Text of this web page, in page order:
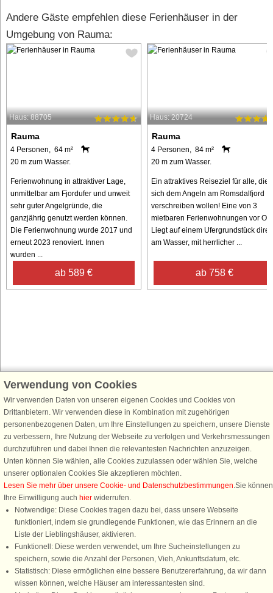
Andere Gäste empfehlen diese Ferienhäuser in der
Umgebung von Rauma:
Haus: 88705
Rauma
4 Personen, 64 m²
20 m zum Wasser.
Ferienwohnung in attraktiver Lage,
unmittelbar am Fjordufer und unweit
sehr guter Angelgründe, die
ganzjährig genutzt werden können.
Die Ferienwohnung wurde 2017 und
erneut 2023 renoviert. Innen
wurden ...
ab 589 €
Haus: 20724
Rauma
4 Personen, 84 m²
20 m zum Wasser.
Ein attraktives Reiseziel für alle, die
sich dem Angeln am Romsdalfjord
verschreiben wollen! Eine von 3
mietbaren Ferienwohnungen vor Ort.
Liegt auf einem Ufergrundstück
am Wasser, mit herrlicher ...
ab 758 €
Schließen Sie sich 100.000 Ferienhaus-Fans an
Erhalten Sie einen Willkommensgutschein von 25 €für Ihren nächsten
Ferienhausurlaub - melden Sie sich einfach für den DanCenter Newsletter
an. Verpassen Sie nie wieder exklusive Angebote, Gewinnspiele und
Urlaubstipps!
Newsletter abonnieren
Verwendung von Cookies
Wir verwenden Daten von unseren eigenen Cookies und Cookies von
Drittanbietern. Wir verwenden diese in Kombination mit zugehörigen
personenbezogenen Daten, um Ihre Einstellungen zu speichern, unsere Dienste
zu verbessern, Ihre Nutzung der Webseite zu verfolgen und Verkehrsmessungen
durchzuführen und dabei Ihnen die relevantesten Nachrichten anzuzeigen.
Unten können Sie wählen, alle Cookies zuzulassen oder wählen Sie, welche
unserer optionalen Cookies Sie akzeptieren möchten.
Lesen Sie mehr über unsere Cookie- und Datenschutzbestimmungen.Sie können
Ihre Einwilligung auch hier widerrufen.
Notwendige: Diese Cookies tragen dazu bei, dass unsere Webseite
funktioniert, indem sie grundlegende Funktionen, wie das Erinnern an die
Liste der Lieblingshäuser, aktivieren.
Funktionell: Diese werden verwendet, um Ihre Sucheinstellungen zu
speichern, sowie die Anzahl der Personen, Vieh, Ankunftsdatum, etc.
Statistisch: Diese ermöglichen eine bessere Benutzererfahrung, da wir dann
wissen können, welche Häuser am interessantesten sind.